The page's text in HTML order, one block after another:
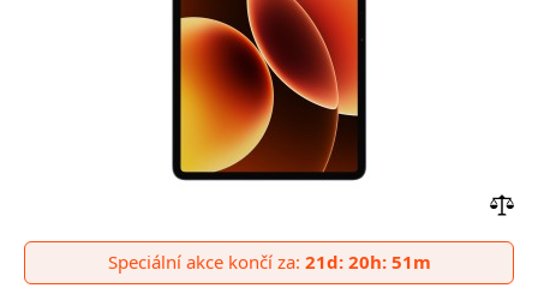
do
Speciální akce končí za: 21d: 20h: 51m